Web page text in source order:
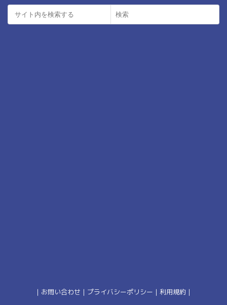
ウ
ン
ト
ク
検索
｜ お問い合わせ ｜ プライバシーポリシー ｜ 利用規約 ｜